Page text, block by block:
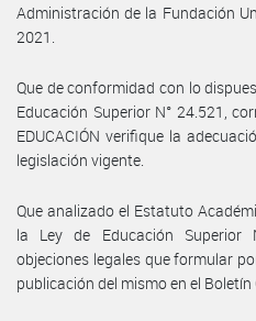
Administración de la Fundación
2021.
Que de conformidad con lo
Educación Superior N° 24.521,
EDUCACIÓN verifique la
legislación vigente.
Que analizado el Estatuto
la Ley de Educación Superior
objeciones legales que formular
publicación del mismo en el Boletín